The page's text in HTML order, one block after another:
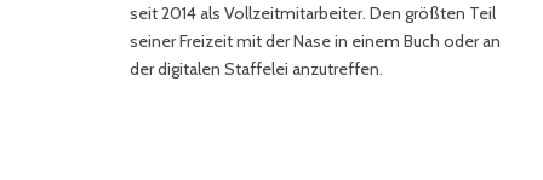
seit 2014 als Vollzeitmitarbeiter. Den größten Teil
seiner Freizeit mit der Nase in einem Buch oder an
der digitalen Staffelei anzutreffen.